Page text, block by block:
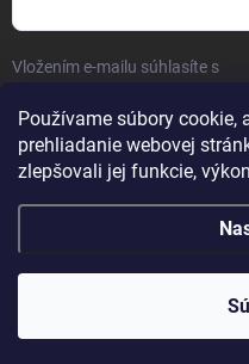
Používame súbory cookie,
prehliadanie webovej
zlepšovali jej funkcie,
Vložením e-mailu súhlasíte s
Prihlásiť sa
Kaliber